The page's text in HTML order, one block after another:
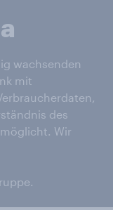
wachsenden
mit
des
Wir